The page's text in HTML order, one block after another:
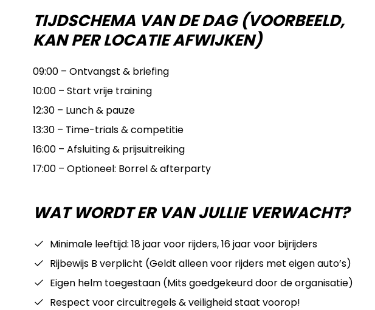
TIJDSCHEMA VAN DE DAG (VOORBEELD,
KAN PER LOCATIE AFWIJKEN)
09:00 – Ontvangst & briefing
10:00 – Start vrije training
12:30 – Lunch & pauze
13:30 – Time-trials & competitie
16:00 – Afsluiting & prijsuitreiking
17:00 – Optioneel: Borrel & afterparty
WAT WORDT ER VAN JULLIE VERWACHT?
Minimale leeftijd: 18 jaar voor rijders, 16 jaar voor bijrijders
Rijbewijs B verplicht (Geldt alleen voor rijders met eigen auto’s)
Eigen helm toegestaan (Mits goedgekeurd door de organisatie)
Respect voor circuitregels & veiligheid staat voorop!